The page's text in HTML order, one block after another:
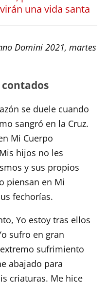
una vida santa
Domini 2021, martes
se duele cuando
sangró en la Cruz.
Mi Cuerpo
hijos no les
y sus propios
piensan en Mi
fechorías.
Yo estoy tras ellos
sufro en gran
sufrimiento
abajado para
criaturas. Me hice